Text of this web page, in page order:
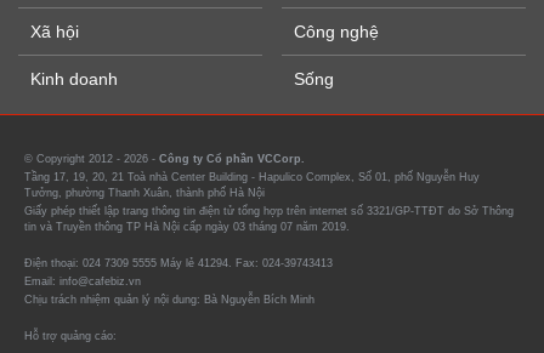
Xã hội
Kinh doanh
Công nghệ
Sống
© Copyright 2012 - 2026 - Công ty Cổ phần VCCorp.
Tầng 17, 19, 20, 21 Toà nhà Center Building - Hapulico Complex, Số 01, phố Nguyễn Huy
Tưởng, phường Thanh Xuân, thành phố Hà Nội
Giấy phép thiết lập trang thông tin điện tử tổng hợp trên internet số 3321/GP-TTĐT do Sở Thông
tin và Truyền thông TP Hà Nội cấp ngày 03 tháng 07 năm 2019.
Điện thoại: 024 7309 5555 Máy lẻ 41294. Fax: 024-39743413
Email: info@cafebiz.vn
Chịu trách nhiệm quản lý nội dung: Bà Nguyễn Bích Minh
Hỗ trợ quảng cáo: